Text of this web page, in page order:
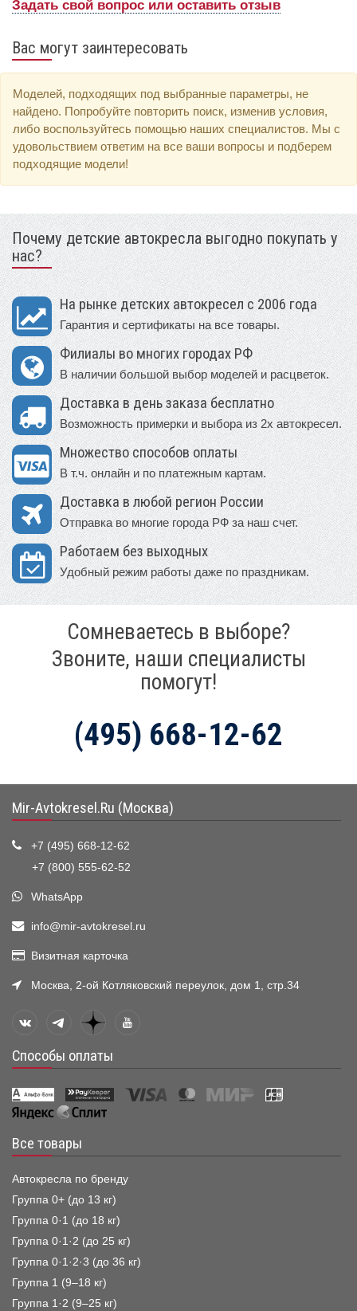
Задать свой вопрос или оставить отзыв
Вас могут заинтересовать
Моделей, подходящих под выбранные параметры, не
найдено. Попробуйте повторить поиск, изменив условия,
либо воспользуйтесь помощью наших специалистов. Мы с
удовольствием ответим на все ваши вопросы и подберем
подходящие модели!
Почему детские автокресла выгодно покупать у
нас?
На рынке детских автокресел с 2006 года
Гарантия и сертификаты на все товары.
Филиалы во многих городах РФ
В наличии большой выбор моделей и расцветок.
Доставка в день заказа бесплатно
Возможность примерки и выбора из 2х автокресел.
Множество способов оплаты
В т.ч. онлайн и по платежным картам.
Доставка в любой регион России
Отправка во многие города РФ за наш счет.
Работаем без выходных
Удобный режим работы даже по праздникам.
Сомневаетесь в выборе?
Звоните, наши специалисты
помогут!
(495) 668-12-62
Mir-Avtokresel.Ru (Москва)
+7 (495) 668-12-62
+7 (800) 555-62-52
WhatsApp
info@mir-avtokresel.ru
Визитная карточка
Москва, 2-ой Котляковский переулок, дом 1, стр.34
Способы оплаты
Все товары
Автокресла по бренду
Группа 0+ (до 13 кг)
Группа 0·1 (до 18 кг)
Группа 0·1·2 (до 25 кг)
Группа 0·1·2·3 (до 36 кг)
Группа 1 (9–18 кг)
Группа 1·2 (9–25 кг)